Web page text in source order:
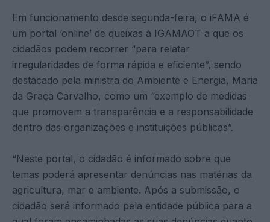
Em funcionamento desde segunda-feira, o iFAMA é
um portal ‘online’ de queixas à IGAMAOT a que os
cidadãos podem recorrer “para relatar
irregularidades de forma rápida e eficiente”, sendo
destacado pela ministra do Ambiente e Energia, Maria
da Graça Carvalho, como um “exemplo de medidas
que promovem a transparência e a responsabilidade
dentro das organizações e instituições públicas”.
“Neste portal, o cidadão é informado sobre que
temas poderá apresentar denúncias nas matérias da
agricultura, mar e ambiente. Após a submissão, o
cidadão será informado pela entidade pública para a